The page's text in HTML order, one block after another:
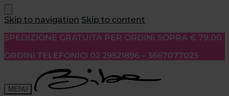
Skip to navigation Skip to content
SPEDIZIONE GRATUITA PER ORDINI SOPRA € 79.00
ORDINI TELEFONICI 02 29521896 – 3667077025
MENU